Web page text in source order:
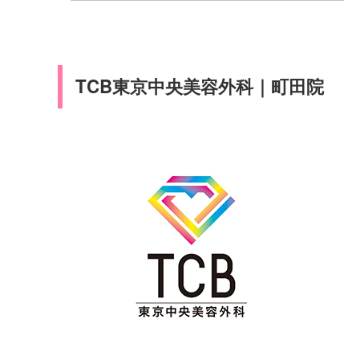
TCB東京中央美容外科｜町田院